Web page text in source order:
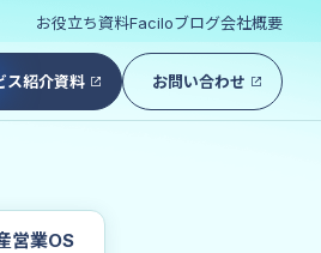
お役立ち資料Faciloブログ会社概要
ス紹介資料 お問い合わせ
営業OS